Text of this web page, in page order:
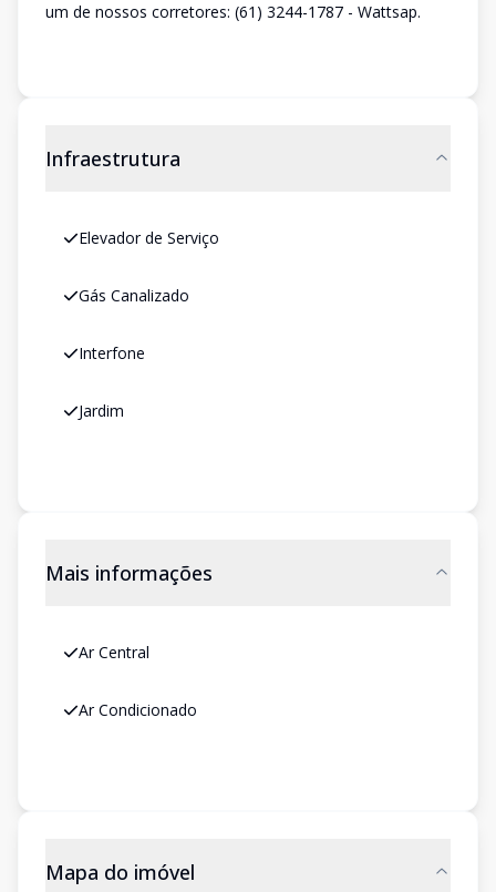
um de nossos corretores: (61) 3244-1787 - Wattsap.
Infraestrutura
Elevador de Serviço
Gás Canalizado
Interfone
Jardim
Mais informações
Ar Central
Ar Condicionado
Mapa do imóvel